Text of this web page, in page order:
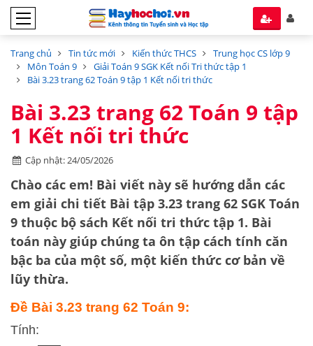
Trang chủ Tin tức mới Kiến thức THCS
Trung học CS lớp 9
Môn Toán 9
Giải Toán 9 SGK Kết nối Tri thức tập 1
Bài 3.23 trang 62 Toán 9 tập 1 Kết nối tri thức
Bài 3.23 trang 62 Toán 9 tập
1 Kết nối tri thức
Cập nhật: 24/05/2026
Chào các em! Bài viết này sẽ hướng dẫn các
em giải chi tiết Bài tập 3.23 trang 62 SGK Toán
9 thuộc bộ sách Kết nối tri thức tập 1. Bài
toán này giúp chúng ta ôn tập cách tính căn
bậc ba của một số, một kiến thức cơ bản về
lũy thừa.
Đề Bài 3.23 trang 62 Toán 9:
Tính: